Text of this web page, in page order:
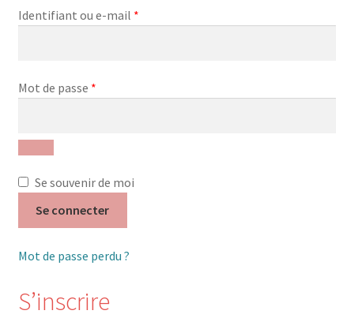
Nos Formations
Webinaires en ligne
Boutique
Devenir Membre
Identifiant ou e-mail *Obligatoire
Mot de passe *Obligatoire
Se souvenir de moi
Se connecter
Mot de passe perdu ?
S’inscrire